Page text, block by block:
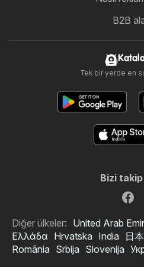
B2B
Tek bir yerde en
Bizi
Diğer ülkeler: United Arab
Ελλάδα Hrvatska India 日本
România Srbija Slovenija